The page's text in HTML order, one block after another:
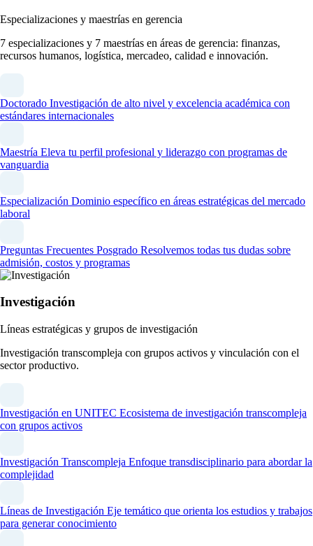
Especializaciones y maestrías en gerencia
7 especializaciones y 7 maestrías en áreas de gerencia: finanzas,
recursos humanos, logística, mercadeo, calidad e innovación.
Doctorado Investigación de alto nivel y excelencia académica con
estándares internacionales
Maestría Eleva tu perfil profesional y liderazgo con programas de
vanguardia
Especialización Dominio específico en áreas estratégicas del mercado
laboral
Preguntas Frecuentes Posgrado Resolvemos todas tus dudas sobre
admisión, costos y programas
Investigación
Líneas estratégicas y grupos de investigación
Investigación transcompleja con grupos activos y vinculación con el
sector productivo.
Investigación en UNITEC Ecosistema de investigación transcompleja
con grupos activos
Investigación Transcompleja Enfoque transdisciplinario para abordar la
complejidad
Líneas de Investigación Eje temático que orienta los estudios y trabajos
para generar conocimiento